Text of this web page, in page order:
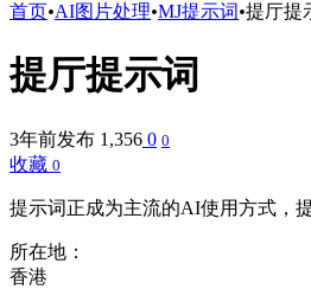
首页•AI图片处理•MJ提示词•提厅提
提厅提示词
3年前发布 1,356 0 0
收藏 0
提示词正成为主流的AI使用方式，
所在地：
香港